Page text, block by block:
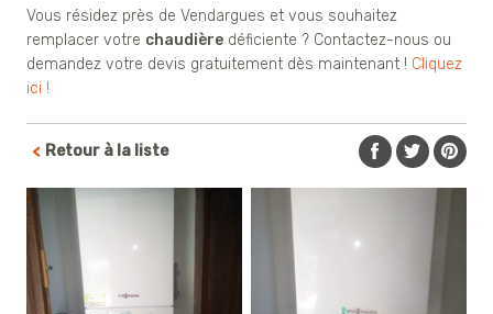
Vous résidez près de Vendargues et vous souhaitez
remplacer votre chaudière déficiente ? Contactez-nous ou
demandez votre devis gratuitement dès maintenant ! Cliquez
ici !
Retour à la liste